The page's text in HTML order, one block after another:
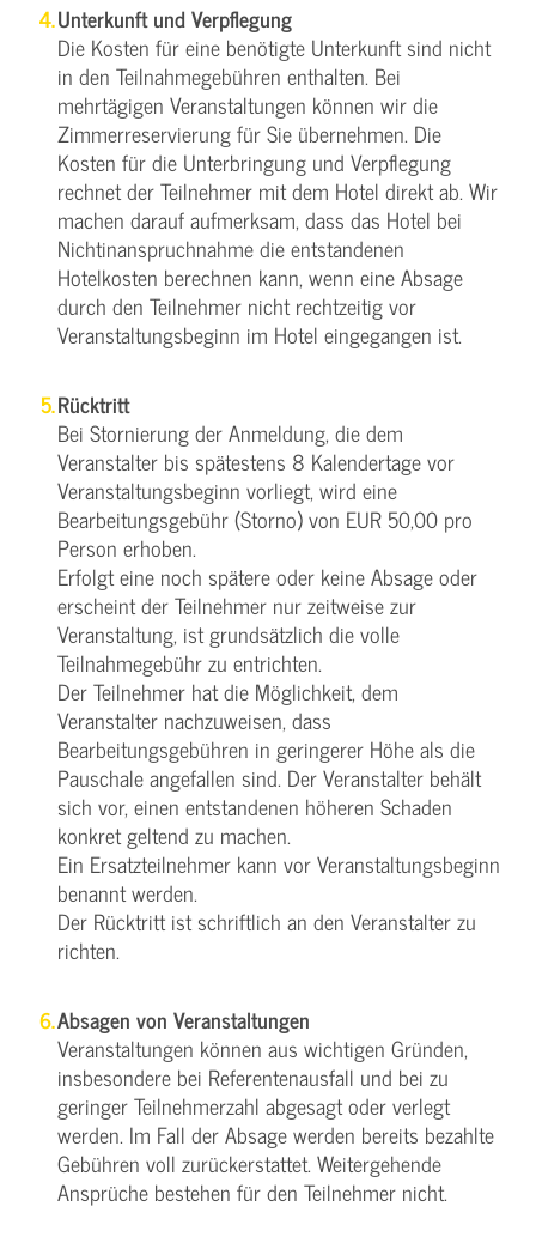
Unterkunft und Verpflegung
Die Kosten für eine benötigte Unterkunft sind nicht
in den Teilnahmegebühren enthalten. Bei
mehrtägigen Veranstaltungen können wir die
Zimmerreservierung für Sie übernehmen. Die
Kosten für die Unterbringung und Verpflegung
rechnet der Teilnehmer mit dem Hotel direkt ab. Wir
machen darauf aufmerksam, dass das Hotel bei
Nichtinanspruchnahme die entstandenen
Hotelkosten berechnen kann, wenn eine Absage
durch den Teilnehmer nicht rechtzeitig vor
Veranstaltungsbeginn im Hotel eingegangen ist.
Rücktritt
Bei Stornierung der Anmeldung, die dem
Veranstalter bis spätestens 8 Kalendertage vor
Veranstaltungsbeginn vorliegt, wird eine
Bearbeitungsgebühr (Storno) von EUR 50,00 pro
Person erhoben.
Erfolgt eine noch spätere oder keine Absage oder
erscheint der Teilnehmer nur zeitweise zur
Veranstaltung, ist grundsätzlich die volle
Teilnahmegebühr zu entrichten.
Der Teilnehmer hat die Möglichkeit, dem
Veranstalter nachzuweisen, dass
Bearbeitungsgebühren in geringerer Höhe als die
Pauschale angefallen sind. Der Veranstalter behält
sich vor, einen entstandenen höheren Schaden
konkret geltend zu machen.
Ein Ersatzteilnehmer kann vor Veranstaltungsbeginn
benannt werden.
Der Rücktritt ist schriftlich an den Veranstalter zu
richten.
Absagen von Veranstaltungen
Veranstaltungen können aus wichtigen Gründen,
insbesondere bei Referentenausfall und bei zu
geringer Teilnehmerzahl abgesagt oder verlegt
werden. Im Fall der Absage werden bereits bezahlte
Gebühren voll zurückerstattet. Weitergehende
Ansprüche bestehen für den Teilnehmer nicht.